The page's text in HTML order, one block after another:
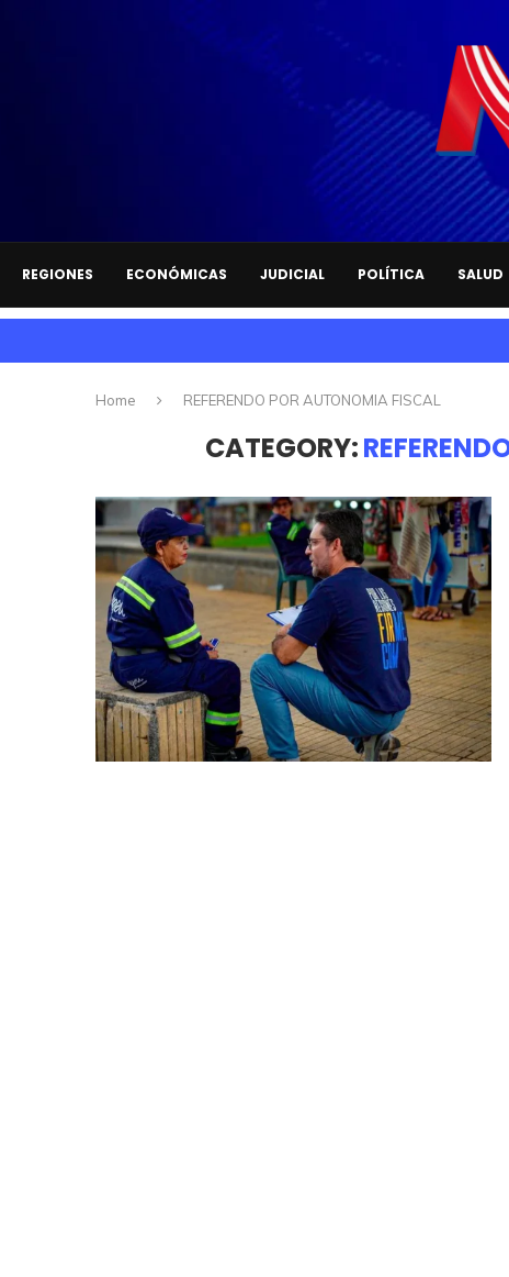
REGIONES ECONÓMICAS JUDICIAL POLÍTICA SALUD
Home REFERENDO POR AUTONOMIA FISCAL
CATEGORY: